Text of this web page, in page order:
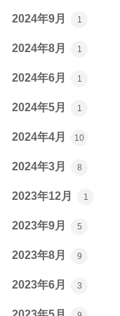
2024年9月 1
2024年8月 1
2024年6月 1
2024年5月 1
2024年4月 10
2024年3月 8
2023年12月 1
2023年9月 5
2023年8月 9
2023年6月 3